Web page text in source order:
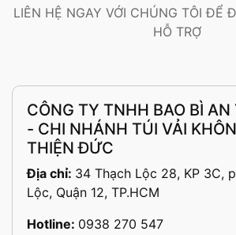
LIÊN HỆ NGAY VỚI CHÚNG TÔI ĐỂ
HỖ TRỢ
CÔNG TY TNHH BAO BÌ AN
- CHI NHÁNH TÚI VẢI
THIỆN ĐỨC
Địa chỉ: 34 Thạch Lộc 28, KP 3C,
Lộc, Quận 12, TP.HCM
Hotline: 0938 270 547